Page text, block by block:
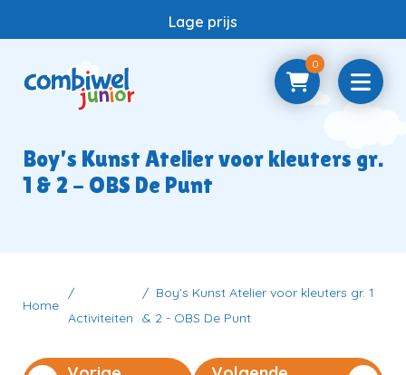
Lage prijs
0
Samenwerken
Contact
Boy's Kunst Atelier voor kleuters gr.
1 & 2 - OBS De Punt
Home
Activiteiten
Boy's Kunst Atelier voor kleuters gr. 1
& 2 - OBS De Punt